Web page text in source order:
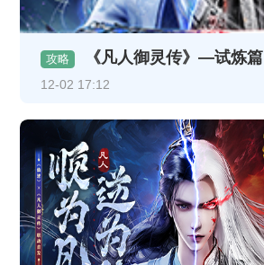
攻略 《凡人御灵传》—试炼篇
12-02 17:12